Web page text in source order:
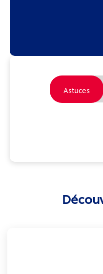
Astuces